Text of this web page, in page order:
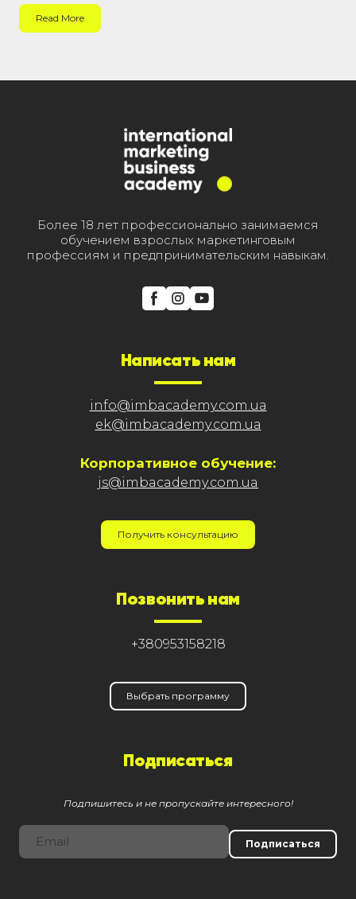
Read More
Более 18 лет профессионально занимаемся
обучением взрослых маркетинговым
профессиям и предпринимательским навыкам.
Написать нам
info@imbacademy.com.ua
ek@imbacademy.com.ua
Корпоративное обучение:
js@imbacademy.com.ua
Получить консультацию
Позвонить нам
+380953158218
Выбрать программу
Подписаться
Подпишитесь и не пропускайте интересного!
Подписаться